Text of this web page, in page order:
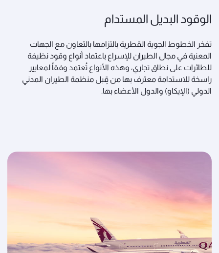
الوقود البديل المستدام
تفخر الخطوط الجوية القطرية بالتزامها بالتعاون مع الجهات
المعنية في مجال الطيران للإسراع باعتماد أنواع وقود نظيفة
للطائرات على نطاق تجاري، وهذه الأنواع تُعتمد وفقاً لمعايير
راسخة للاستدامة معترف بها من قِبل منظمة الطيران المدني
الدولي (الإيكاو) والدول الأعضاء بها.